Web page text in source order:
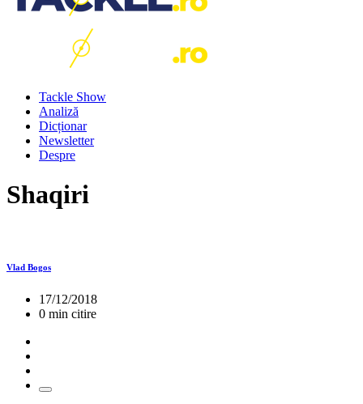
Tackle Show
Analiză
Dicționar
Newsletter
Despre
Shaqiri
Vlad Bogos
17/12/2018
0 min citire